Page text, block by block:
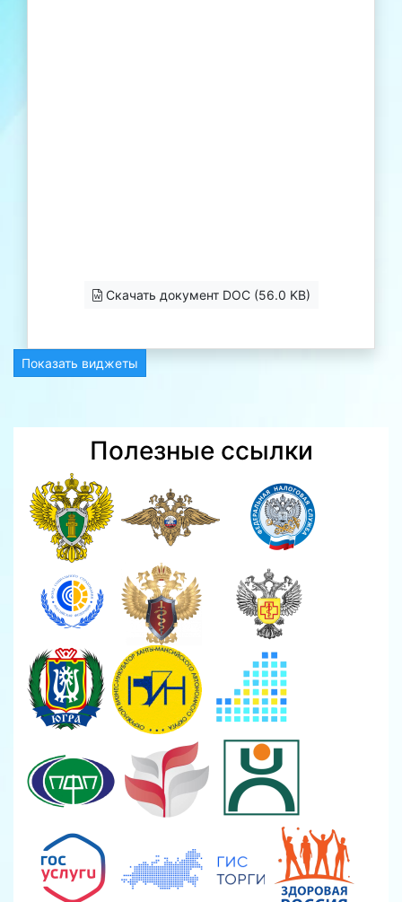
Скачать документ DOC (56.0 KB)
Показать виджеты
Полезные ссылки